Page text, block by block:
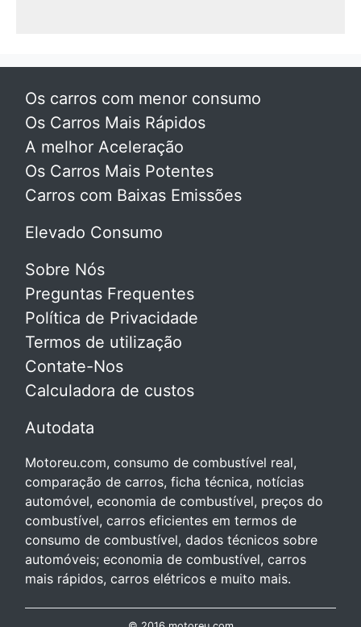
Os carros com menor consumo
Os Carros Mais Rápidos
A melhor Aceleração
Os Carros Mais Potentes
Carros com Baixas Emissões
Elevado Consumo
Sobre Nós
Preguntas Frequentes
Política de Privacidade
Termos de utilização
Contate-Nos
Calculadora de custos
Autodata
Motoreu.com, consumo de combustível real,
comparação de carros, ficha técnica, notícias
automóvel, economia de combustível, preços do
combustível, carros eficientes em termos de
consumo de combustível, dados técnicos sobre
automóveis; economia de combustível, carros
mais rápidos, carros elétricos e muito mais.